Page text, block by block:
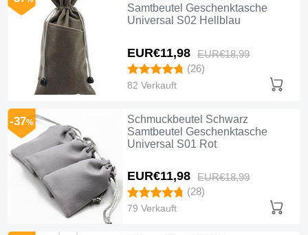
Samtbeutel Geschenktasche
Universal S02 Hellblau
EUR€11,98 EUR€18,99
(26)
82 Verkauft
Schmuckbeutel Schwarz
Samtbeutel Geschenktasche
Universal S01 Rot
EUR€11,98 EUR€18,99
-37%
(28)
79 Verkauft